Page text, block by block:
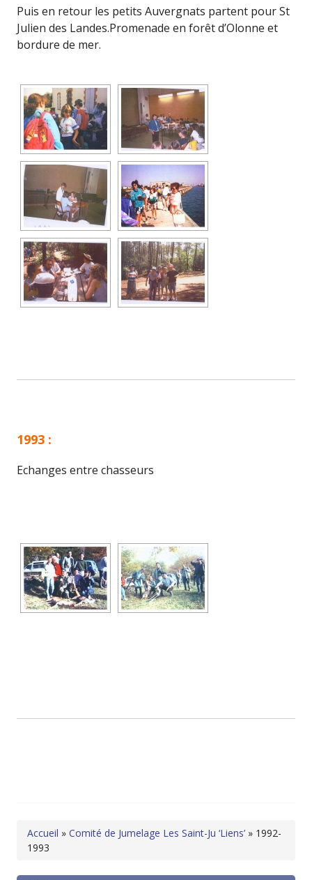
Puis en retour les petits Auvergnats partent pour St
Julien des Landes.Promenade en forêt d’Olonne et
bordure de mer.
1993 :
Echanges entre chasseurs
Accueil » Comité de Jumelage Les Saint-Ju ‘Liens’ » 1992-
1993